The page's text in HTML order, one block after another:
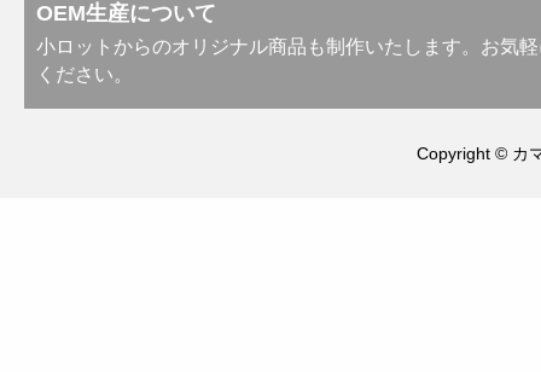
OEM生産について
小ロットからのオリジナル商品も制作いたします。お気
ください。
Copyright © カ